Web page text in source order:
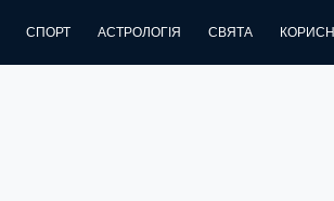
СПОРТ АСТРОЛОГІЯ СВЯТА